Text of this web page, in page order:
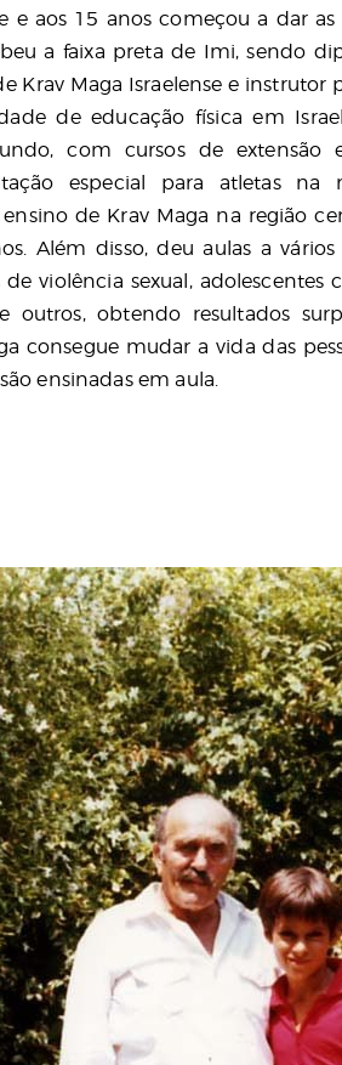
e aos 15 anos começou a dar
a faixa preta de Imi, sendo
Krav Maga Israelense e instrutor
de educação física em
com cursos de extensão
especial para atletas na
de Krav Maga na região
Além disso, deu aulas a
violência sexual, adolescentes
outros, obtendo resultados
consegue mudar a vida das
ensinadas em aula.